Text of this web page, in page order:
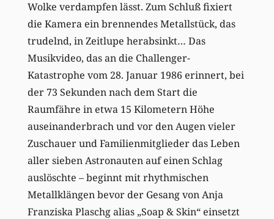
Wolke verdampfen lässt. Zum Schluß fixiert
die Kamera ein brennendes Metallstück, das
trudelnd, in Zeitlupe herabsinkt… Das
Musikvideo, das an die Challenger-
Katastrophe vom 28. Januar 1986 erinnert, bei
der 73 Sekunden nach dem Start die
Raumfähre in etwa 15 Kilometern Höhe
auseinanderbrach und vor den Augen vieler
Zuschauer und Familienmitglieder das Leben
aller sieben Astronauten auf einen Schlag
auslöschte – beginnt mit rhythmischen
Metallklängen bevor der Gesang von Anja
Franziska Plaschg alias „Soap & Skin“ einsetzt